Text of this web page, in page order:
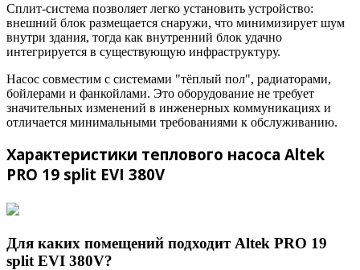
Сплит-система позволяет легко установить устройство:
внешний блок размещается снаружи, что минимизирует шум
внутри здания, тогда как внутренний блок удачно
интегрируется в существующую инфраструктуру.
Насос совместим с системами "тёплый пол", радиаторами,
бойлерами и фанкойлами. Это оборудование не требует
значительных изменений в инженерных коммуникациях и
отличается минимальными требованиями к обслуживанию.
Характеристики теплового насоса Altek
PRO 19 split EVI 380V
Для каких помещений подходит Altek PRO 19
split EVI 380V?